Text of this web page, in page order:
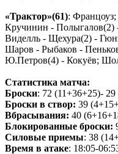
«Трактор»(61):
Кручинин -
Виделль - Щехура(2) -
Шаров - Рыбаков -
Ю.Петров(4) - Кокуёв;
Статистика матча:
Броски: 72 (11+36+25)-
Броски в створ: 39
Вбрасывания: 40
Блокированные броски:
Силовые приемы: 38
Время в атаке: 18:05-